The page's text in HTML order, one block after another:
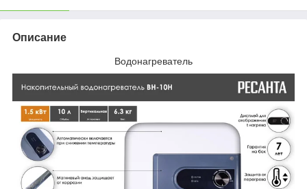
Описание
Водонагреватель